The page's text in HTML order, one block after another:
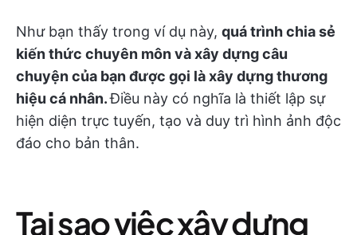
Như bạn thấy trong ví dụ này, quá trình chia sẻ
kiến thức chuyên môn và xây dựng câu
chuyện của bạn được gọi là xây dựng thương
hiệu cá nhân.Điều này có nghĩa là thiết lập sự
hiện diện trực tuyến, tạo và duy trì hình ảnh độc
đáo cho bản thân.
Tại sao việc xây dựng